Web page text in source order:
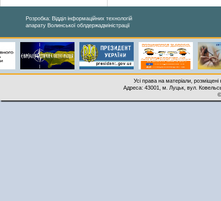
Розробка: Відділ інформаційних технологій
апарату Волинської облдержадміністрації
Усі права на матеріали,
Адреса: 43001, м. Луцьк, вул.